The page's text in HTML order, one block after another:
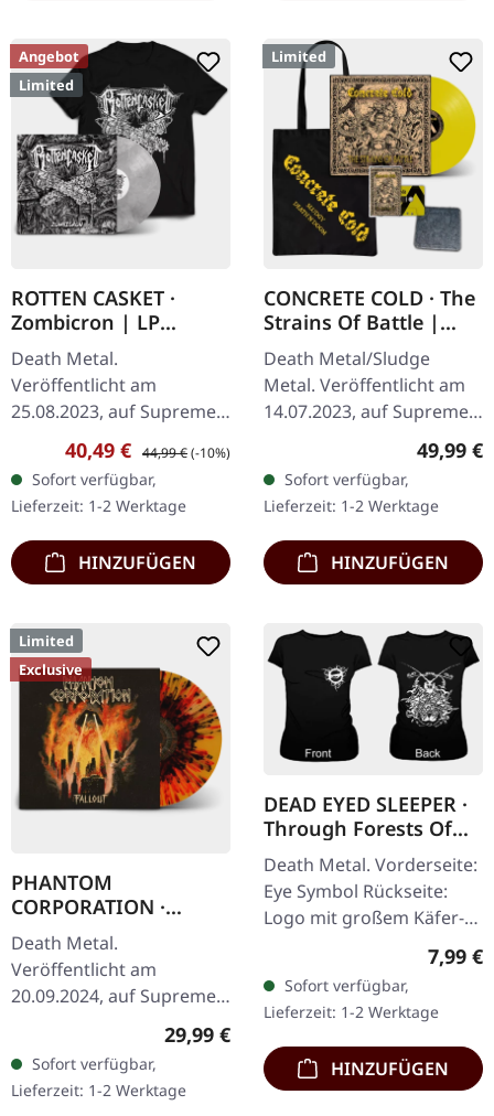
Angebot
Limited
ROTTEN CASKET ·
Zombicron | LP
BUNDLE
Death Metal.
Veröffentlicht am
25.08.2023, auf Supreme
Chaos Records.
EXKLUSIVES PREORDER
BUDNLE! Die ersten 50
nummerierten Exemplare
kommen mit…
Verkaufspreis:
40,49 € Regulärer Preis:
44,99 €(-10%)
Sofort verfügbar,
Lieferzeit: 1-2 Werktage
HINZUFÜGEN
Limited
CONCRETE COLD · The
Strains Of Battle |
VINYL BUNDLE
Death Metal/Sludge
Metal. Veröffentlicht am
14.07.2023, auf Supreme
Chaos Records. SCR-
exklusives Bundle, 50
Exemplare, bestehend
aus: · Gelbes Vinyl…
49,99 €
Sofort verfügbar,
Lieferzeit: 1-2 Werktage
HINZUFÜGEN
Limited
Exclusive
PHANTOM
CORPORATION ·
Fallout | FIRE
SPLATTER LP
Death Metal.
Veröffentlicht am
20.09.2024, auf Supreme
Chaos Records. SCR-
exklusives 'Fire Splatter'
Vinyl mit Insert, limitiert
auf 150…
Regulärer Preis:
29,99 €
Sofort verfügbar,
Lieferzeit: 1-2 Werktage
DEAD EYED SLEEPER ·
Through Forests Of
Nonentities Bug |
GIRLIE L
Death Metal. Vorderseite:
Eye Symbol Rückseite:
Logo mit großem Käfer-
Artwork 100% Baumwolle
7,99 €
Sofort verfügbar,
Lieferzeit: 1-2 Werktage
HINZUFÜGEN